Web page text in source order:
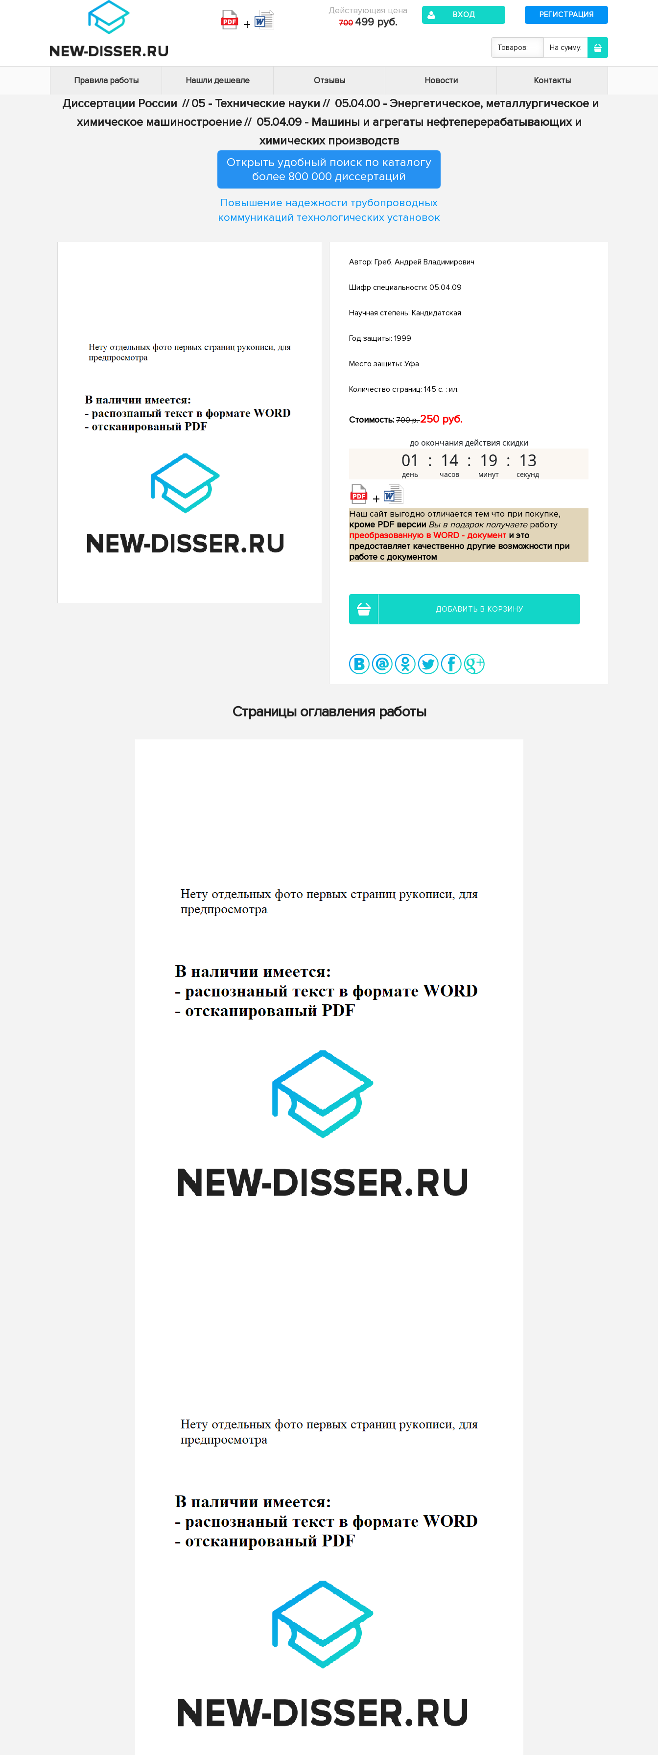
+
Действующая цена
700 499 руб.
ВХОД РЕГИСТРАЦИЯ
Товаров: На сумму:
Правила работы Нашли дешевле Отзывы Новости Контакты
Диссертации России // 05 - Технические науки // 05.04.00 - Энергетическое, металлургическое и
химическое машиностроение// 05.04.09 - Машины и агрегаты нефтеперерабатывающих и
химических производств
Открыть удобный поиск по каталогу
более 800 000 диссертаций
Повышение надежности трубопроводных
коммуникаций технологических установок
Автор: Греб, Андрей Владимирович
Шифр специальности: 05.04.09
Научная степень: Кандидатская
Год защиты: 1999
Место защиты: Уфа
Количество страниц: 145 с. : ил.
Стоимость: 700 р.250 руб.
до окончания действия скидки
01 14 19 12
+
Наш сайт выгодно отличается тем что при покупке,
кроме PDF версии Вы в подарок получаетеработу
преобразованную в WORD - документ и это
предоставляет качественно другие возможности при
работе с документом
ДОБАВИТЬ В КОРЗИНУ
Страницы оглавления работы